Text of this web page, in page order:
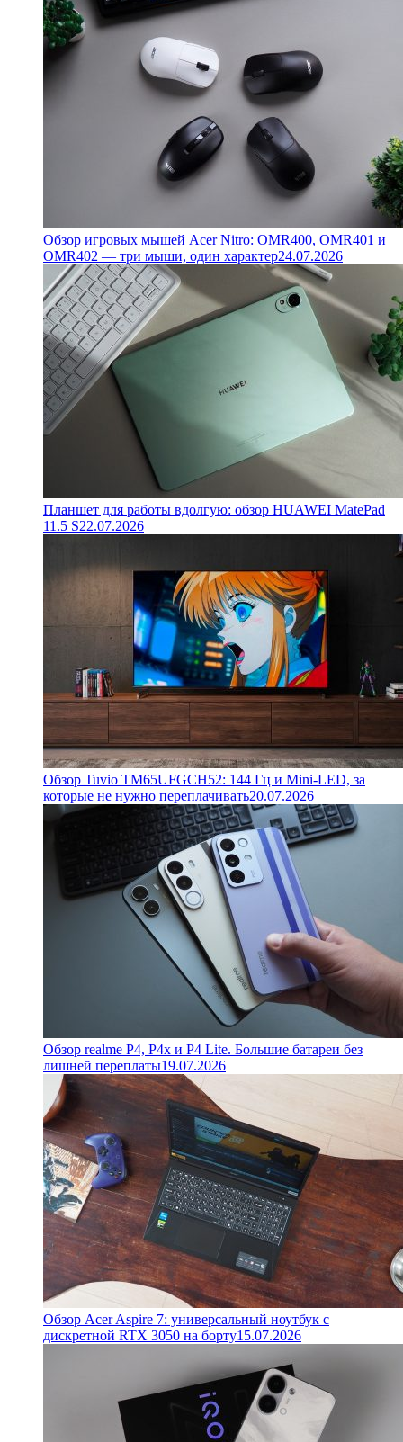
Обзор игровых мышей Acer Nitro: OMR400, OMR401 и
OMR402 — три мыши, один характер24.07.2026
Планшет для работы вдолгую: обзор HUAWEI MatePad
11.5 S22.07.2026
Обзор Tuvio TM65UFGCH52: 144 Гц и Mini-LED, за
которые не нужно переплачивать20.07.2026
Обзор realme P4, P4x и P4 Lite. Большие батареи без
лишней переплаты19.07.2026
Обзор Acer Aspire 7: универсальный ноутбук с
дискретной RTX 3050 на борту15.07.2026